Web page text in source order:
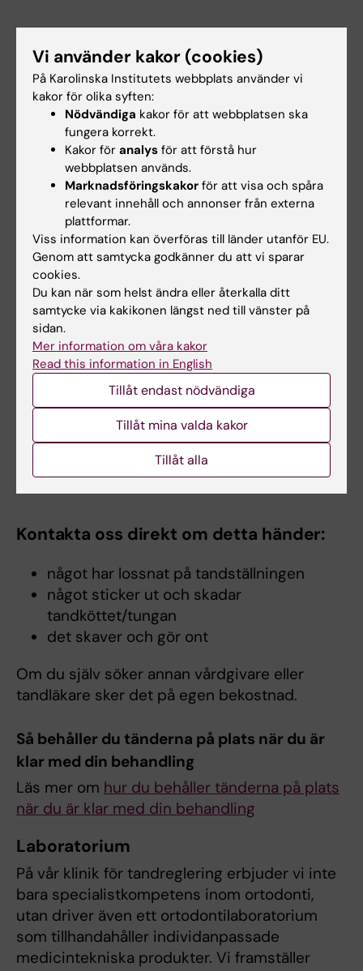
Vägbeskrivning om du kommer med
pendeltåg:
Ta pendeltåget till station Flemingsberg.
Välj utgången mot Södertörns högskola.
Ta höger och gå över bron och åk upp för
den långa rulltrappan mot Södertörns
högskola.
Gå rakt fram, förbi biblioteket, ned för en
trappa och över vägen så kommer du till
Universitetstandvårdens huvudentré, på
Alfred Nobels Allé 8.
I huset tar du hiss B till plan 8.
Lämna hissen och gå åt höger genom
glasdörrarna. Vårt väntrum finns efter 20
meter till höger.
Mata in ditt personnummer på skärmen
så ser vi att du har kommit.
Parkering vid campus Flemingsberg
Kontakta oss direkt om detta händer:
något har lossnat på tandställningen
något sticker ut och skadar
tandköttet/tungan
det skaver och gör ont
Om du själv söker annan vårdgivare eller
tandläkare sker det på egen bekostnad.
Så behåller du tänderna på plats när du är
klar med din behandling
Läs mer om hur du behåller tänderna på plats
när du är klar med din behandling
Laboratorium
På vår klinik för tandreglering erbjuder vi inte
bara specialistkompetens inom ortodonti,
utan driver även ett ortodontilaboratorium
som tillhandahåller individanpassade
medicintekniska produkter. Vi framställer
Vi använder kakor (cookies)
På Karolinska Institutets webbplats använder vi
kakor för olika syften:
Nödvändiga kakor för att webbplatsen ska
fungera korrekt.
Kakor för analys för att förstå hur
webbplatsen används.
Marknadsföringskakor för att visa och spåra
relevant innehåll och annonser från externa
plattformar.
Viss information kan överföras till länder utanför EU.
Genom att samtycka godkänner du att vi sparar
cookies.
Du kan när som helst ändra eller återkalla ditt
samtycke via kakikonen längst ned till vänster på
sidan.
Mer information om våra kakor
Read this information in English
Tillåt endast nödvändiga
Tillåt mina valda kakor
Tillåt alla